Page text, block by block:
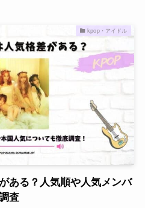
kpop・アイドル
ある？人気順や人気メンバ
査